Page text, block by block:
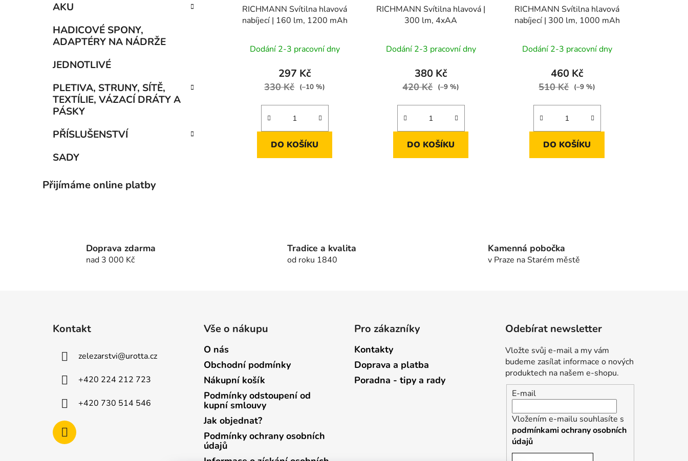
AKU
HADICOVÉ SPONY,
ADAPTÉRY NA NÁDRŽE
JEDNOTLIVÉ
PLETIVA, STRUNY, SÍTĚ,
TEXTÍLIE, VÁZACÍ DRÁTY A
PÁSKY
PŘÍSLUŠENSTVÍ
SADY
Přijímáme online platby
RICHMANN Svítilna hlavová
nabíjecí | 160 lm, 1200 mAh
Dodání 2-3 pracovní dny
297 Kč
330 Kč (–10 %)
DO KOŠÍKU
RICHMANN Svítilna hlavová |
300 lm, 4xAA
Dodání 2-3 pracovní dny
380 Kč
420 Kč (–9 %)
DO KOŠÍKU
RICHMANN Svítilna hlavová
nabíjecí | 300 lm, 1000 mAh
Dodání 2-3 pracovní dny
460 Kč
510 Kč (–9 %)
DO KOŠÍKU
s
u
Doprava zdarma
nad 3 000 Kč
Tradice a kvalita
od roku 1840
Kamenná pobočka
v Praze na Starém městě
Kontakt
zelezarstvi@urotta.cz
+420 224 212 723
+420 730 514 546
Vše o nákupu
O nás
Obchodní podmínky
Nákupní košík
Podmínky odstoupení od
kupní smlouvy
Jak objednat?
Podmínky ochrany osobních
údajů
Pro zákazníky
Kontakty
Doprava a platba
Poradna - tipy a rady
Odebírat newsletter
Vložte svůj e-mail a my vám
budeme zasílat informace o nových
produktech na našem e-shopu.
E-mail
Vložením e-mailu souhlasíte s
podmínkami ochrany osobních
údajů